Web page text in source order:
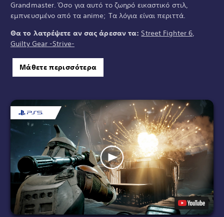
Grandmaster. Όσο για αυτό το ζωηρό εικαστικό στιλ,
εμπνευσμένο από τα anime; Τα λόγια είναι περιττά.
Θα το λατρέψετε αν σας άρεσαν τα:Street Fighter 6,
Guilty Gear -Strive-
Μάθετε περισσότερα